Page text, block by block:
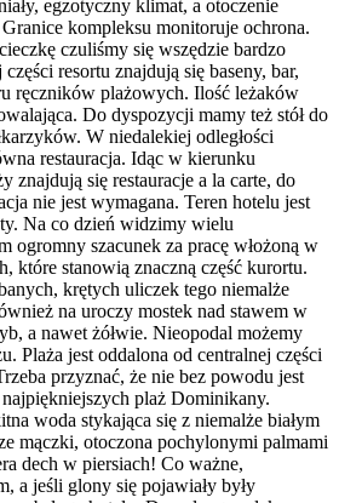
egzotyczny klimat, a otoczenie
kompleksu monitoruje ochrona.
czuliśmy się wszędzie bardzo
resortu znajdują się baseny, bar,
ręczników plażowych. Ilość leżaków
Do dyspozycji mamy też stół do
W niedalekiej odległości
restauracja. Idąc w kierunku
znajdują się restauracje a la carte, do
nie jest wymagana. Teren hotelu jest
Na co dzień widzimy wielu
ogromny szacunek za pracę włożoną w
które stanowią znaczną część kurortu.
krętych uliczek tego niemalże
na uroczy mostek nad stawem w
a nawet żółwie. Nieopodal możemy
Plaża jest oddalona od centralnej części
przyznać, że nie bez powodu jest
plaż Dominikany.
woda stykająca się z niemalże białym
mączki, otoczona pochylonymi palmami
dech w piersiach! Co ważne,
a jeśli glony się pojawiały były